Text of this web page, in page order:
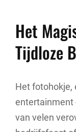
Het
Tijdloze
Het fotohokje,
entertainment
van velen